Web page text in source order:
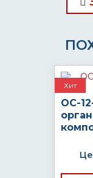
Хит
ОС-